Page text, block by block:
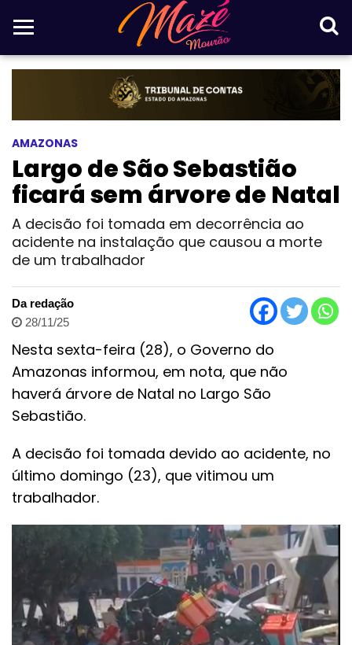
AMAZONAS
Largo de São Sebastião
ficará sem árvore de Natal
A decisão foi tomada em decorrência ao
acidente na instalação que causou a morte
de um trabalhador
Da redação
28/11/25
Nesta sexta-feira (28), o Governo do
Amazonas informou, em nota, que não
haverá árvore de Natal no Largo São
Sebastião.
A decisão foi tomada devido ao acidente, no
último domingo (23), que vitimou um
trabalhador.